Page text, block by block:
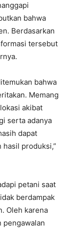
bahwa
Berdasarkan
tersebut
bahwa
Memang
akibat
serta adanya
dapat
produksi,”
petani saat
berdampak
Oleh karena
pengawalan